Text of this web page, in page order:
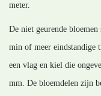
meter.
De niet geurende
min of meer eindstandige
een vlag en kiel die
mm. De bloemdelen zijn